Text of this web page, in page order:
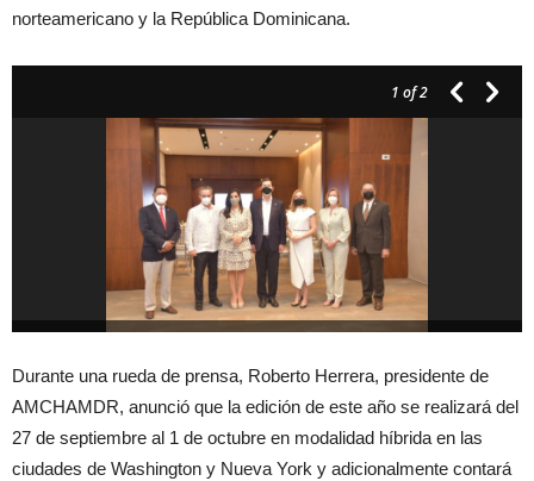
norteamericano y la República Dominicana.
1 of 2
Durante una rueda de prensa, Roberto Herrera, presidente de
AMCHAMDR, anunció que la edición de este año se realizará del
27 de septiembre al 1 de octubre en modalidad híbrida en las
ciudades de Washington y Nueva York y adicionalmente contará